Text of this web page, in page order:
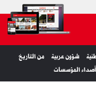
شؤون عربية
من التاريخ
أصداء المؤسسات